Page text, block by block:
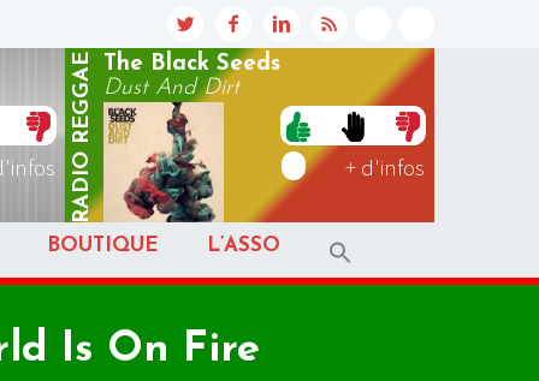
RADIO
REGGAE
The Black Seeds
Dust And Dirt
+ d'infos
BOUTIQUE L’ASSO
Is On Fire